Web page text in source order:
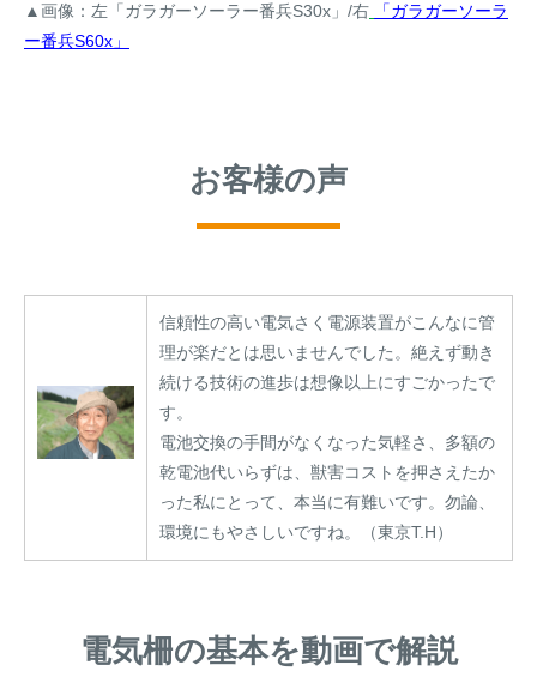
▲画像：左「ガラガーソーラー番兵S30x」/右
「ガラガーソーラ
ー番兵S60x」
お客様の声
信頼性の高い電気さく電源装置がこんなに管
理が楽だとは思いませんでした。絶えず動き
続ける技術の進歩は想像以上にすごかったで
す。
電池交換の手間がなくなった気軽さ、多額の
乾電池代いらずは、獣害コストを押さえたか
った私にとって、本当に有難いです。勿論、
環境にもやさしいですね。（東京T.H）
電気柵の基本を動画で解説